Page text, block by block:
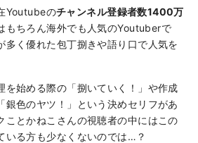
Youtubeのチャンネル登録者数1400万
もちろん海外でも人気のYoutuberで
多く優れた包丁捌きや語り口で人気を
を始める際の「捌いていく！」や作成
銀色のヤツ！」という決めセリフがあ
ことかねこさんの視聴者の中にはこの
いる方も少なくないのでは…？